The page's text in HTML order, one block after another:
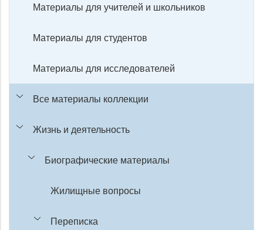
Материалы для учителей и школьников
Материалы для студентов
Материалы для исследователей
Все материалы коллекции
Жизнь и деятельность
Биографические материалы
Жилищные вопросы
Переписка